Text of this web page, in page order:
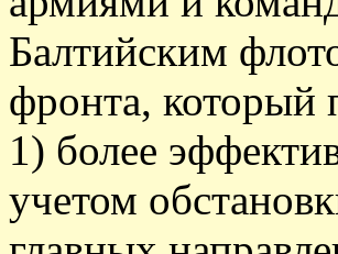
Балтийским
фронта, который
1) более
учетом